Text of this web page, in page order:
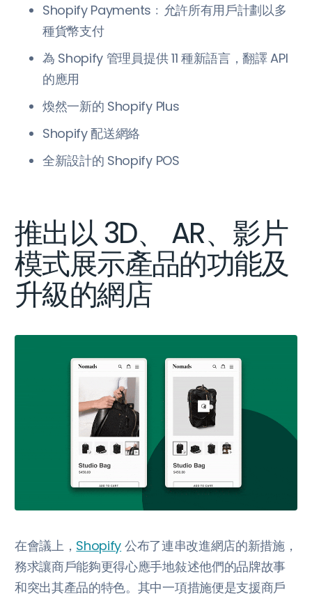
Shopify Payments﹕允許所有用戶計劃以多
種貨幣支付
為 Shopify 管理員提供 11 種新語言，翻譯 API
的應用
煥然一新的 Shopify Plus
Shopify 配送網絡
全新設計的 Shopify POS
推出以 3D、 AR、影片
模式展示產品的功能及
升級的網店
在會議上， Shopify 公布了連串改進網店的新措施，
務求讓商戶能夠更得心應手地敍述他們的品牌故事
和突出其產品的特色。其中一項措施便是支援商戶